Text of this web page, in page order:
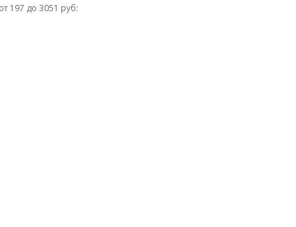
197 до 3051 руб: